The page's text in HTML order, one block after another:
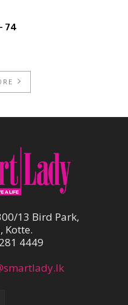
74
13 Bird Park,
Kotte.
4449